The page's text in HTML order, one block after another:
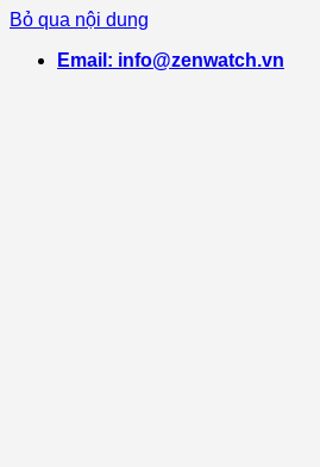
Bỏ qua nội dung
Email: info@zenwatch.vn